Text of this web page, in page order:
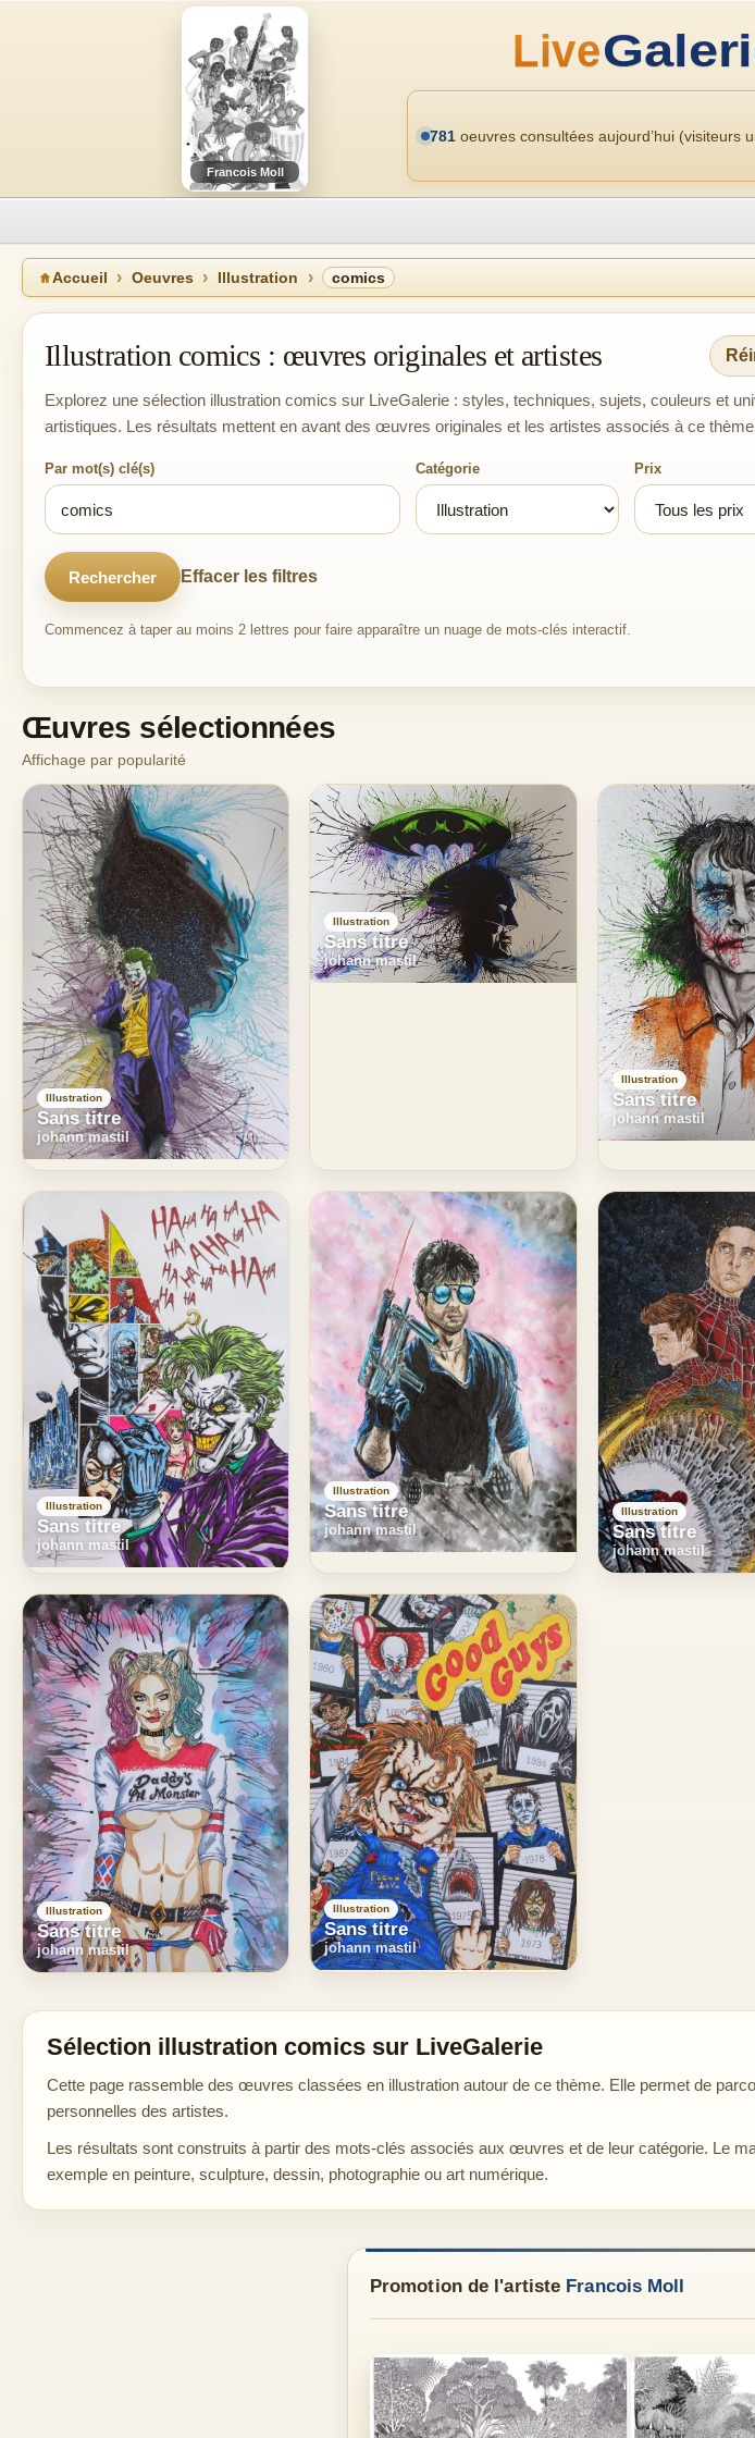
Francois Moll
781 oeuvres consultées aujourd’hui (visiteurs
Accueil Oeuvres Illustration comics
Illustration comics : œuvres originales et artistes
Explorez une sélection illustration comics sur LiveGalerie : styles, techniques, sujets, couleurs et
artistiques. Les résultats mettent en avant des œuvres originales et les artistes associés à ce
Par mot(s) clé(s) Catégorie Prix
Rechercher Effacer les filtres
Commencez à taper au moins 2 lettres pour faire apparaître un nuage de mots-clés interactif.
Œuvres sélectionnées
Affichage par popularité
Illustration
Sans titre
johann mastil
Illustration
Sans titre
johann mastil
Illustration
Sans titre
johann mastil
Illustration
Sans titre
johann mastil
Illustration
Sans titre
johann mastil
Illustration
Sans titre
johann mastil
Illustration
Sans titre
johann mastil
Illustration
Sans titre
johann mastil
Sélection illustration comics sur LiveGalerie
Cette page rassemble des œuvres classées en illustration autour de ce thème. Elle permet de
personnelles des artistes.
Les résultats sont construits à partir des mots-clés associés aux œuvres et de leur catégorie. Le
exemple en peinture, sculpture, dessin, photographie ou art numérique.
Promotion de l'artiste Francois Moll